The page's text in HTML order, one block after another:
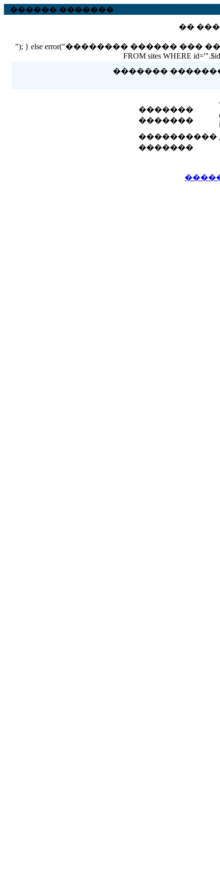
������ �������
��
"); } else error("�������� ������ ��� ������
FROM sites WHERE
�������
�������
�������
����������
�������